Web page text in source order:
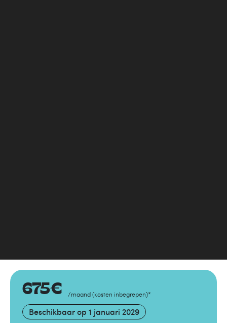
675€ /maand (kosten inbegrepen)*
Beschikbaar op 1 januari 2029